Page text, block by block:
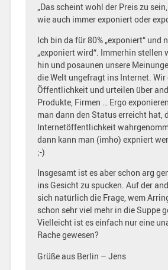
„Das scheint wohl der Preis zu
wie auch immer exponiert oder
Ich bin da für 80% „exponiert“ und
„exponiert wird“. Immerhin stellen
hin und posaunen unsere
die Welt ungefragt ins Internet. Wir
Öffentlichkeit und urteilen über
Produkte, Firmen … Ergo
man dann den Status erreicht hat,
Internetöffentlichkeit
dann kann man (imho) expniert
;-)
Insgesamt ist es aber schon arg
ins Gesicht zu spucken. Auf der
sich natürlich die Frage, wem
schon sehr viel mehr in die Suppe
Vielleicht ist es einfach nur eine
Rache gewesen?
Grüße aus Berlin – Jens